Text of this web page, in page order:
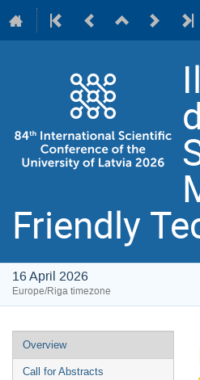
Friendly
16 April 2026
Europe/Riga timezone
Overview
Call for Abstracts